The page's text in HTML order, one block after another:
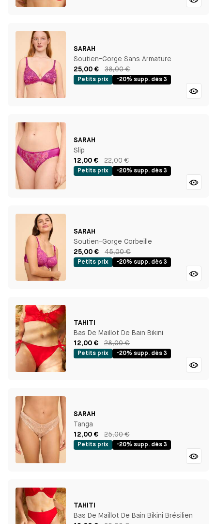
SARAH
Soutien-Gorge Sans Armature
25,00 €
38,00 €
Petits prix -20% supp. dès 3
SARAH
Slip
12,00 €
22,00 €
Petits prix -20% supp. dès 3
SARAH
Soutien-Gorge Corbeille
25,00 €
45,00 €
Petits prix -20% supp. dès 3
TAHITI
Bas De Maillot De Bain Bikini
12,00 €
28,00 €
Petits prix -20% supp. dès 3
SARAH
Tanga
12,00 €
25,00 €
Petits prix -20% supp. dès 3
TAHITI
Bas De Maillot De Bain Bikini Brésilien